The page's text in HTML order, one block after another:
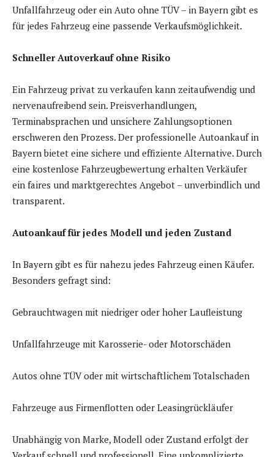
Unfallfahrzeug oder ein Auto ohne TÜV – in Bayern gibt es
für jedes Fahrzeug eine passende Verkaufsmöglichkeit.
Schneller Autoverkauf ohne Risiko
Ein Fahrzeug privat zu verkaufen kann zeitaufwendig und
nervenaufreibend sein. Preisverhandlungen,
Terminabsprachen und unsichere Zahlungsoptionen
erschweren den Prozess. Der professionelle Autoankauf in
Bayern bietet eine sichere und effiziente Alternative. Durch
eine kostenlose Fahrzeugbewertung erhalten Verkäufer
ein faires und marktgerechtes Angebot – unverbindlich und
transparent.
Autoankauf für jedes Modell und jeden Zustand
In Bayern gibt es für nahezu jedes Fahrzeug einen Käufer.
Besonders gefragt sind:
Gebrauchtwagen mit niedriger oder hoher Laufleistung
Unfallfahrzeuge mit Karosserie- oder Motorschäden
Autos ohne TÜV oder mit wirtschaftlichem Totalschaden
Fahrzeuge aus Firmenflotten oder Leasingrückläufer
Unabhängig von Marke, Modell oder Zustand erfolgt der